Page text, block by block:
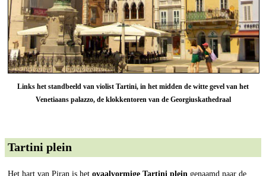
Links het standbeeld van violist Tartini, in het midden de witte gevel van het
Venetiaans palazzo, de klokkentoren van de Georgiuskathedraal
Tartini plein
Het hart van Piran is het ovaalvormige Tartini plein genaamd naar de